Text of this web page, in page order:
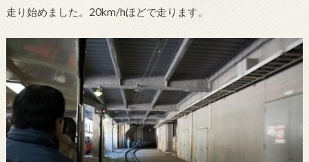
走り始めました。20km/hほどで走ります。